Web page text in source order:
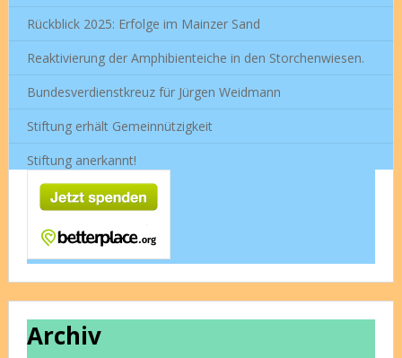
Rückblick 2025: Erfolge im Mainzer Sand
Reaktivierung der Amphibienteiche in den Storchenwiesen.
Bundesverdienstkreuz für Jürgen Weidmann
Stiftung erhält Gemeinnützigkeit
Stiftung anerkannt!
Archiv